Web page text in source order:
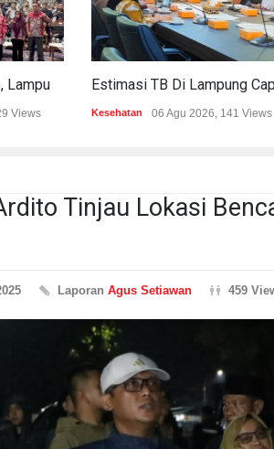
Views Kesehatan 06 Agu 2026, 141 Views
Tinjau Lokasi
Laporan Agus Setiawan 459